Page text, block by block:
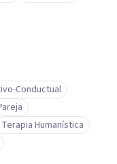
Conductual
Terapia Humanística